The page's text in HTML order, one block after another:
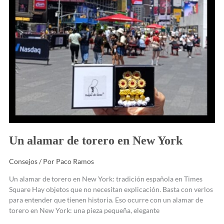
Un alamar de torero en New York
Consejos/ Por Paco Ramos
Un alamar de torero en New York: tradición española en Times
Square Hay objetos que no necesitan explicación. Basta con verlos
para entender que tienen historia. Eso ocurre con un alamar de
torero en New York: una pieza pequeña, elegante